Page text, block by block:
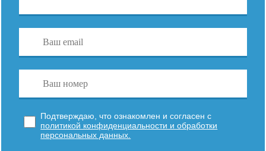
Подтверждаю, что ознакомлен и согласен с
политикой конфиденциальности и обработки
персональных данных.